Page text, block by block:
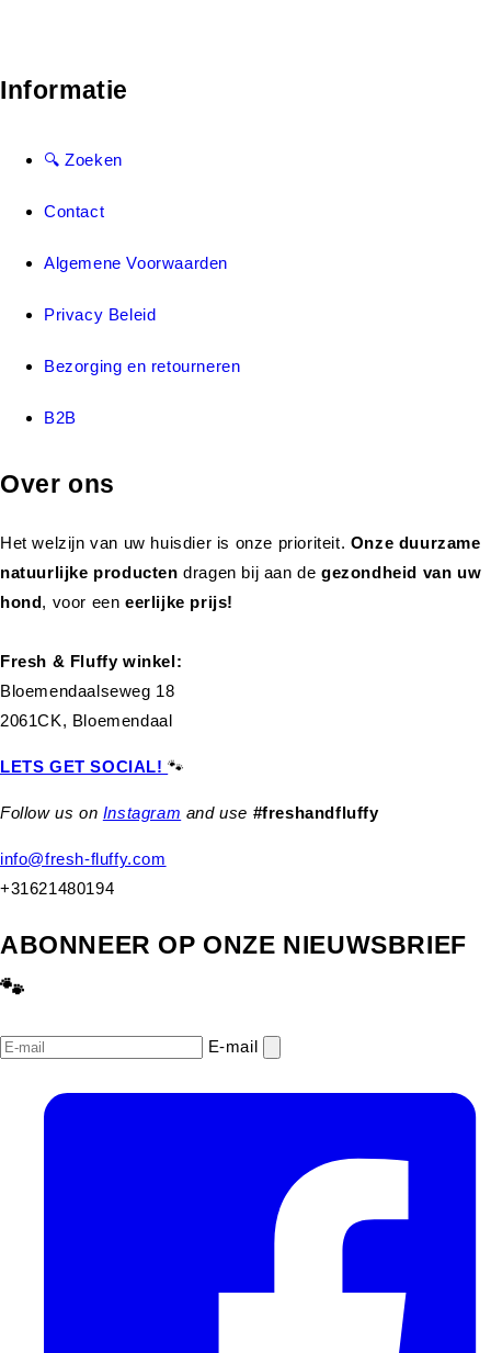
Informatie
🔍 Zoeken
Contact
Algemene Voorwaarden
Privacy Beleid
Bezorging en retourneren
B2B
Over ons
Het welzijn van uw huisdier is onze prioriteit. Onze duurzame
natuurlijke productendragen bij aan de gezondheid van uw
hond, voor eeneerlijke prijs!
Fresh & Fluffy winkel:
Bloemendaalseweg 18
2061CK, Bloemendaal
LETS GET SOCIAL!🐾
Follow us on Instagram and use #freshandfluffy
info@fresh-fluffy.com
+31621480194
ABONNEER OP ONZE NIEUWSBRIEF
🐾
E‑mail